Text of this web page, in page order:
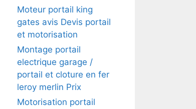
Moteur portail king
gates avis Devis portail
et motorisation
Montage portail
electrique garage /
portail et cloture en fer
leroy merlin Prix
Motorisation portail